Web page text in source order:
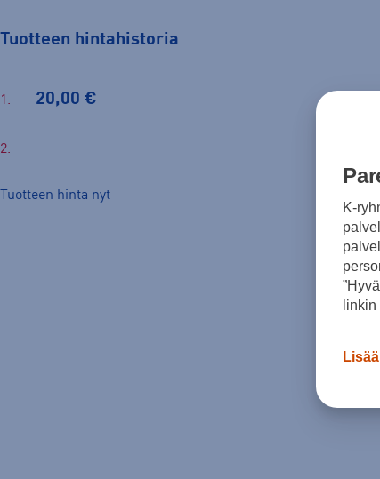
Tuotteen hintahistoria
20,00 €
Tuotteen hinta nyt
K-